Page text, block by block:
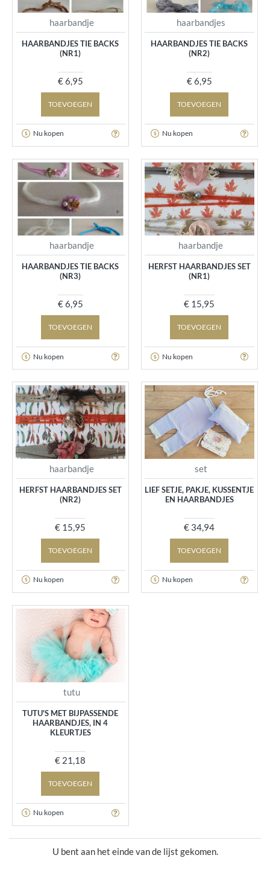
haarbandje
HAARBANDJES TIE BACKS
(NR1)
€ 6,95
TOEVOEGEN
Nu kopen
haarbandjes
HAARBANDJES TIE BACKS
(NR2)
€ 6,95
TOEVOEGEN
Nu kopen
haarbandje
HAARBANDJES TIE BACKS
(NR3)
€ 6,95
TOEVOEGEN
Nu kopen
haarbandje
HERFST HAARBANDJES SET
(NR1)
€ 15,95
TOEVOEGEN
Nu kopen
haarbandje
HERFST HAARBANDJES SET
(NR2)
€ 15,95
TOEVOEGEN
Nu kopen
set
LIEF SETJE, PAKJE, KUSSENTJE
EN HAARBANDJES
€ 34,94
TOEVOEGEN
Nu kopen
tutu
TUTU'S MET BIJPASSENDE
HAARBANDJES, IN 4
KLEURTJES
€ 21,18
TOEVOEGEN
Nu kopen
U bent aan het einde van de lijst gekomen.